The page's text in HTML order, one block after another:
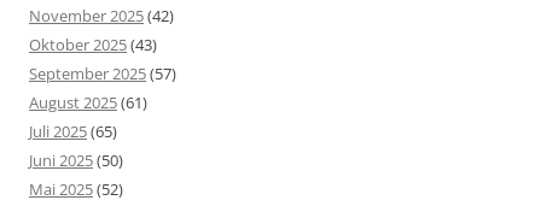
November 2025(42)
Oktober 2025(43)
September 2025(57)
August 2025(61)
Juli 2025(65)
Juni 2025(50)
Mai 2025(52)